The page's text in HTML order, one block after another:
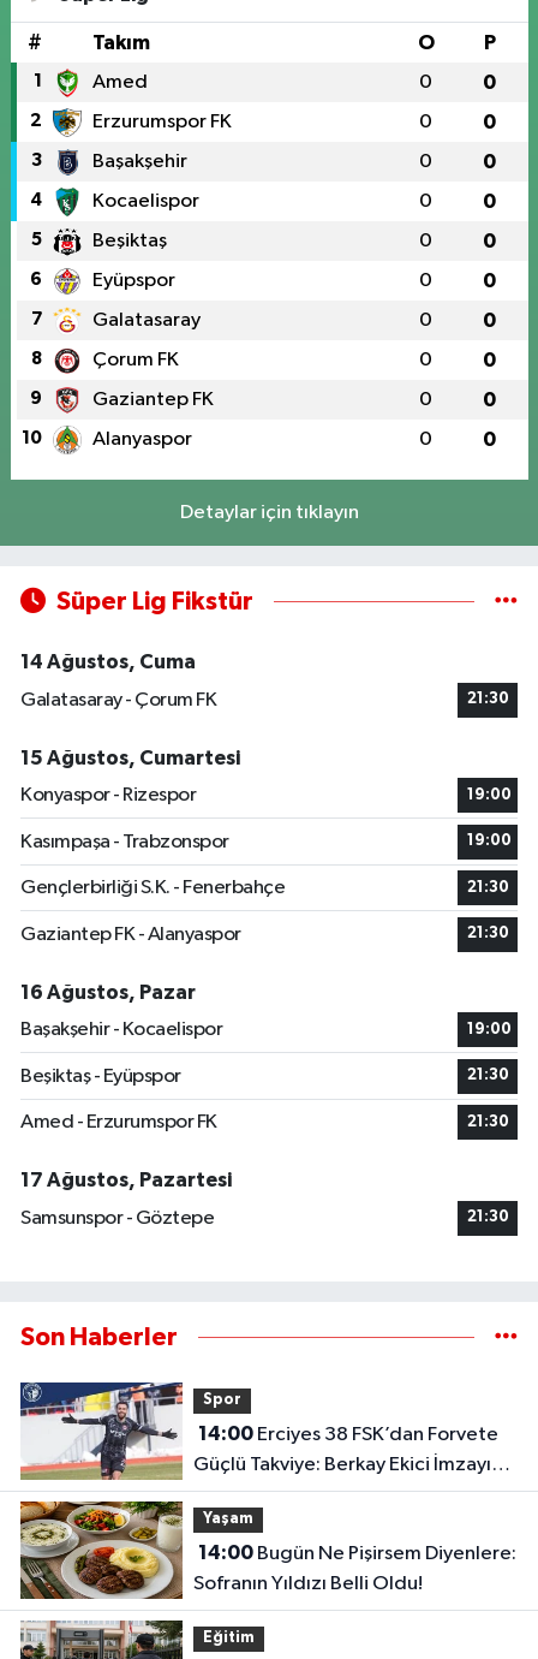
# Takım O P
1 Amed 0 0
2 Erzurumspor FK 0 0
3 Başakşehir 0 0
4 Kocaelispor 0 0
5 Beşiktaş 0 0
6 Eyüpspor 0 0
7 Galatasaray 0 0
8 Çorum FK 0 0
9 Gaziantep FK 0 0
10 Alanyaspor 0 0
Detaylar için tıklayın
Süper Lig Fikstür
14 Ağustos, Cuma
Galatasaray - Çorum FK
21:30
15 Ağustos, Cumartesi
Konyaspor - Rizespor
19:00
Kasımpaşa - Trabzonspor 19:00
Gençlerbirliği S.K. - Fenerbahçe 21:30
Gaziantep FK - Alanyaspor 21:30
16 Ağustos, Pazar
Başakşehir - Kocaelispor
19:00
Beşiktaş - Eyüpspor 21:30
Amed - Erzurumspor FK 21:30
17 Ağustos, Pazartesi
Samsunspor - Göztepe
21:30
Son Haberler
Spor
14:00Erciyes 38 FSK’dan Forvete
Güçlü Takviye: Berkay Ekici İmzayı
Attı
Yaşam
14:00Bugün Ne Pişirsem Diyenlere:
Sofranın Yıldızı Belli Oldu!
Eğitim